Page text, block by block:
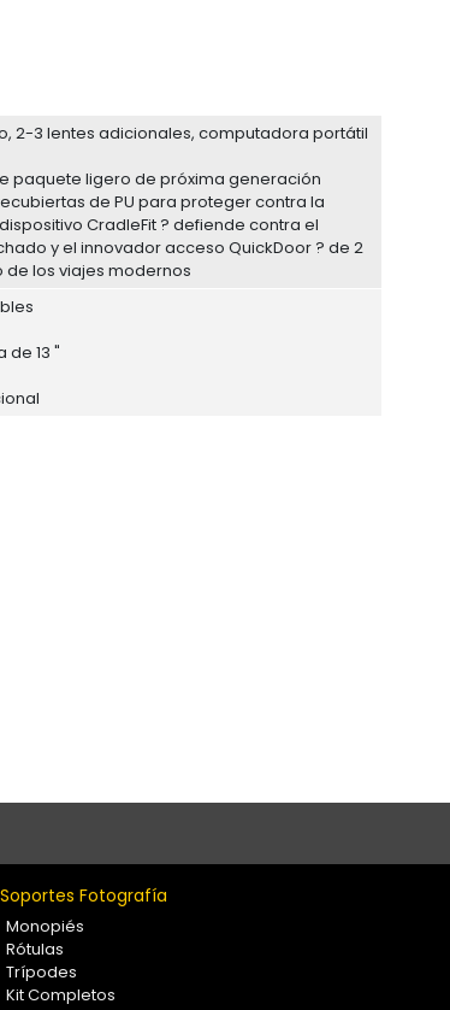
2-3 lentes adicionales, computadora portátil
paquete ligero de próxima generación
de PU para proteger contra la
CradleFit ? defiende contra el
y el innovador acceso QuickDoor ? de 2
los viajes modernos
13 "
Soportes Fotografía
Monopiés
Rótulas
Trípodes
Kit Completos